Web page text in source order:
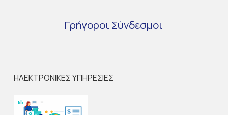
Γρήγοροι Σύνδεσμοι
ΗΛΕΚΤΡΟΝΙΚΕΣ ΥΠΗΡΕΣΙΕΣ